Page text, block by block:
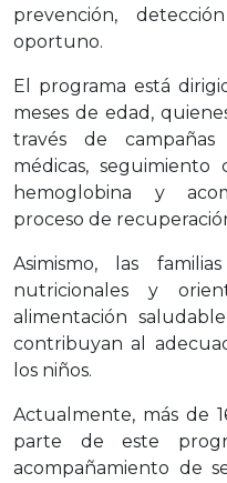
prevención,
oportuno.
El programa está
meses de edad,
través de campañas
médicas,
hemoglobina y
proceso de
Asimismo, las
nutricionales y
alimentación
contribuyan al
los niños.
Actualmente, más de
parte de este
acompañamiento de